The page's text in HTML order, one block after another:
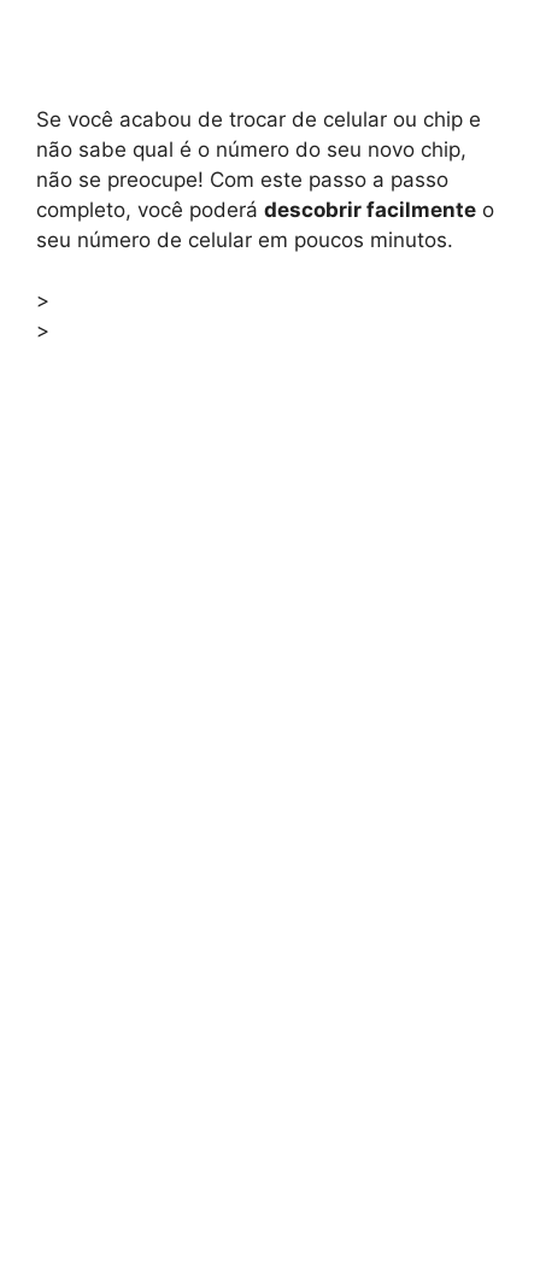
Se você acabou de trocar de celular ou chip e
não sabe qual é o número do seu novo chip,
não se preocupe! Com este passo a passo
completo, você poderá descobrir facilmente o
seu número de celular em poucos minutos.
>
>